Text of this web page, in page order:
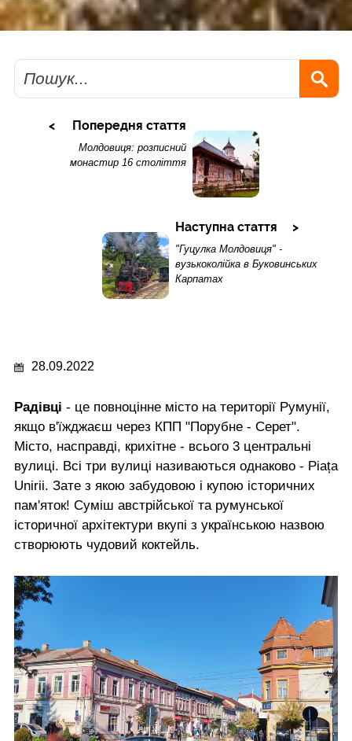
Пошук
Попередня стаття
Молдовиця: розписний
монастир 16 століття
Наступна стаття
"Гуцулка Молдовиця" -
вузькоколійка в Буковинських
Карпатах
28.09.2022
Радівці - це повноцінне місто на території Румунії,
якщо в'їжджаєш через КПП "Порубне - Серет".
Місто, насправді, крихітне - всього 3 центральні
вулиці. Всі три вулиці називаються однаково - Piața
Unirii. Зате з якою забудовою і купою історичних
пам'яток! Суміш австрійської та румунської
історичної архітектури вкупі з українською назвою
створюють чудовий коктейль.